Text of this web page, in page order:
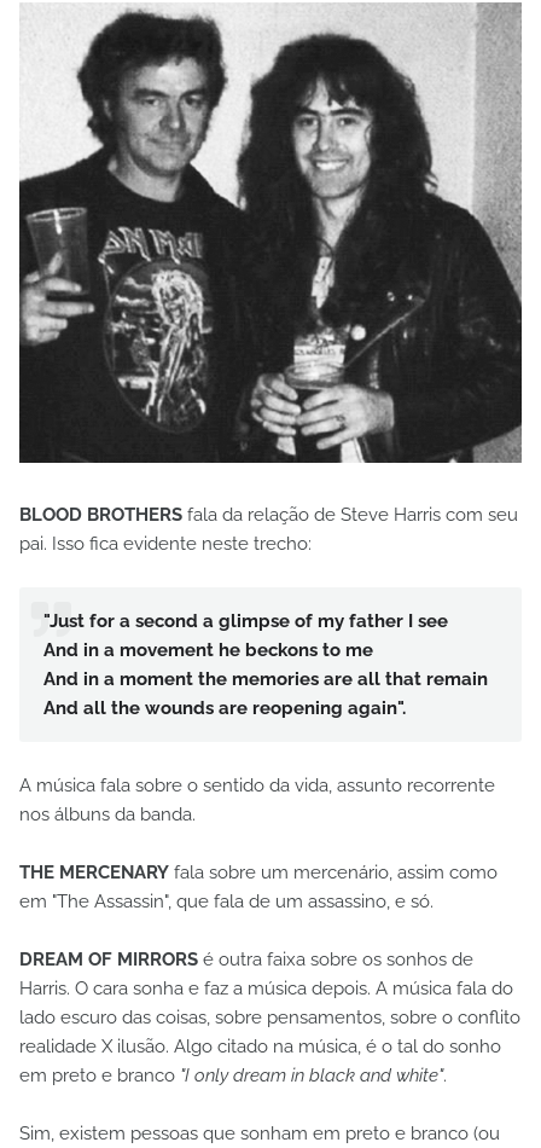
BLOOD BROTHERS fala da relação de Steve Harris com seu
pai. Isso fica evidente neste trecho:
"Just for a second a glimpse of my father I see
And in a movement he beckons to me
And in a moment the memories are all that remain
And all the wounds are reopening again".
A música fala sobre o sentido da vida, assunto recorrente
nos álbuns da banda.
THE MERCENARY fala sobre um mercenário, assim como
em "The Assassin", que fala de um assassino, e só.
DREAM OF MIRRORS é outra faixa sobre os sonhos de
Harris. O cara sonha e faz a música depois. A música fala do
lado escuro das coisas, sobre pensamentos, sobre o conflito
realidade X ilusão. Algo citado na música, é o tal do sonho
em preto e branco "I only dream in black and white".
Sim, existem pessoas que sonham em preto e branco (ou